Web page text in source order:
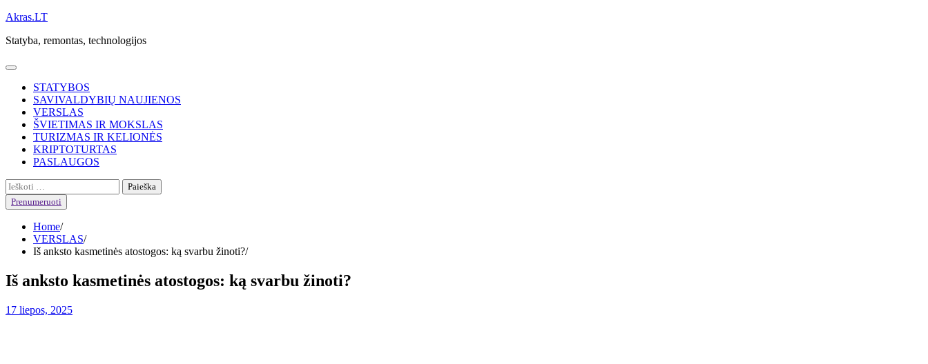
Skip
content
Akras.LT
Statyba, remontas, technologijos
STATYBOS
SAVIVALDYBIŲ NAUJIENOS
VERSLAS
ŠVIETIMAS IR MOKSLAS
TURIZMAS IR KELIONĖS
KRIPTOTURTAS
PASLAUGOS
Ieškoti:
Prenumeruoti
Home
VERSLAS
Iš anksto kasmetinės atostogos: ką svarbu žinoti?
Iš anksto kasmetinės atostogos: ką svarbu žinoti?
17 liepos, 2025